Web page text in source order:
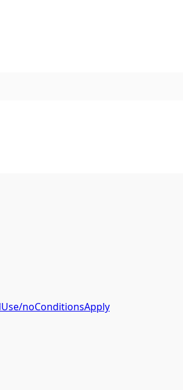
noConditionsApply